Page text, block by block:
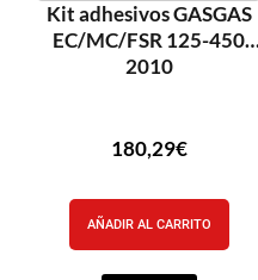
Kit adhesivos GASGAS
EC/MC/FSR 125-450
2010
180,29€
AÑADIR AL CARRITO